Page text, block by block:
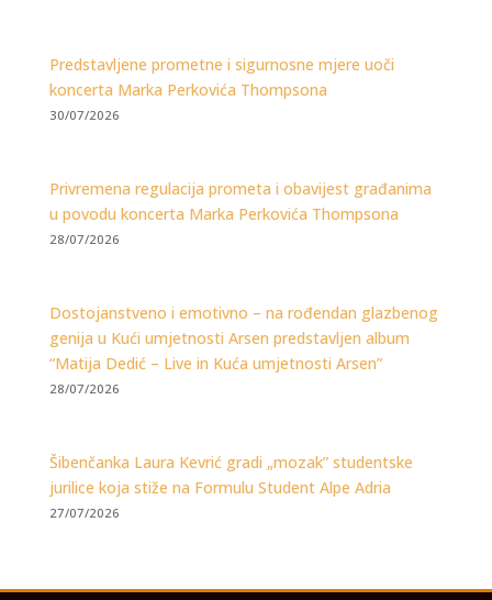
Predstavljene prometne i sigurnosne mjere uoči
koncerta Marka Perkovića Thompsona
30/07/2026
Privremena regulacija prometa i obavijest građanima
u povodu koncerta Marka Perkovića Thompsona
28/07/2026
Dostojanstveno i emotivno – na rođendan glazbenog
genija u Kući umjetnosti Arsen predstavljen album
“Matija Dedić – Live in Kuća umjetnosti Arsen”
28/07/2026
Šibenčanka Laura Kevrić gradi „mozak” studentske
jurilice koja stiže na Formulu Student Alpe Adria
27/07/2026